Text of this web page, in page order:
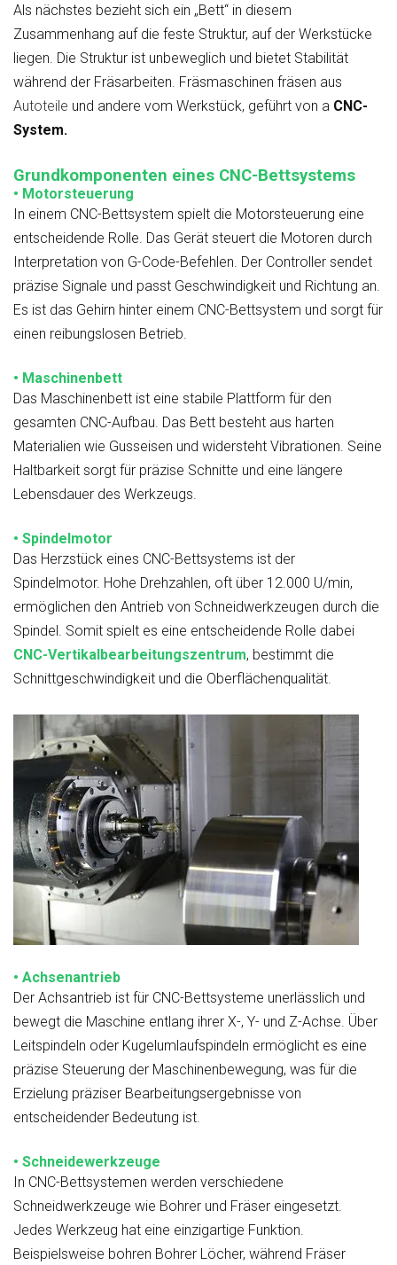
Als nächstes bezieht sich ein „Bett“ in diesem
Zusammenhang auf die feste Struktur, auf der Werkstücke
liegen. Die Struktur ist unbeweglich und bietet Stabilität
während der Fräsarbeiten. Fräsmaschinen fräsen aus
Autoteile und andere vom Werkstück, geführt von a CNC-
System.
Grundkomponenten eines CNC-Bettsystems
• Motorsteuerung
In einem CNC-Bettsystem spielt die Motorsteuerung eine
entscheidende Rolle. Das Gerät steuert die Motoren durch
Interpretation von G-Code-Befehlen. Der Controller sendet
präzise Signale und passt Geschwindigkeit und Richtung an.
Es ist das Gehirn hinter einem CNC-Bettsystem und sorgt für
einen reibungslosen Betrieb.
• Maschinenbett
Das Maschinenbett ist eine stabile Plattform für den
gesamten CNC-Aufbau. Das Bett besteht aus harten
Materialien wie Gusseisen und widersteht Vibrationen. Seine
Haltbarkeit sorgt für präzise Schnitte und eine längere
Lebensdauer des Werkzeugs.
• Spindelmotor
Das Herzstück eines CNC-Bettsystems ist der
Spindelmotor. Hohe Drehzahlen, oft über 12.000 U/min,
ermöglichen den Antrieb von Schneidwerkzeugen durch die
Spindel. Somit spielt es eine entscheidende Rolle dabei
CNC-Vertikalbearbeitungszentrum, bestimmt die
Schnittgeschwindigkeit und die Oberflächenqualität.
• Achsenantrieb
Der Achsantrieb ist für CNC-Bettsysteme unerlässlich und
bewegt die Maschine entlang ihrer X-, Y- und Z-Achse. Über
Leitspindeln oder Kugelumlaufspindeln ermöglicht es eine
präzise Steuerung der Maschinenbewegung, was für die
Erzielung präziser Bearbeitungsergebnisse von
entscheidender Bedeutung ist.
• Schneidewerkzeuge
In CNC-Bettsystemen werden verschiedene
Schneidwerkzeuge wie Bohrer und Fräser eingesetzt.
Jedes Werkzeug hat eine einzigartige Funktion.
Beispielsweise bohren Bohrer Löcher, während Fräser